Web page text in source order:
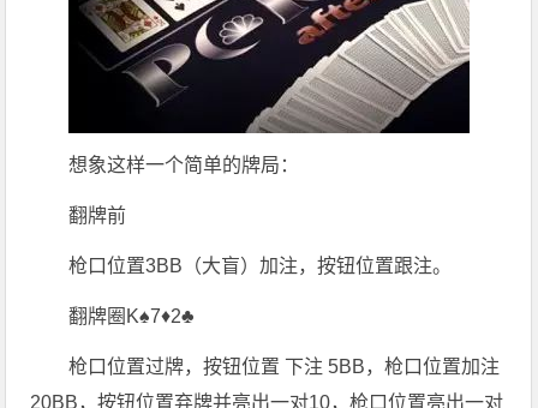
想象这样一个简单的牌局：
翻牌前
枪口位置3BB（大盲）加注，按钮位置跟注。
翻牌圈K♠7♦2♣
枪口位置过牌，按钮位置 下注 5BB，枪口位置加注
20BB，按钮位置弃牌并亮出一对10，枪口位置亮出一对